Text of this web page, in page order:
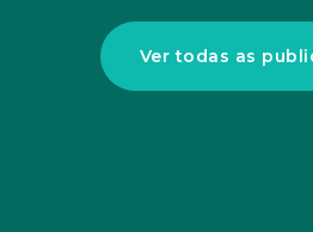
Ver todas as